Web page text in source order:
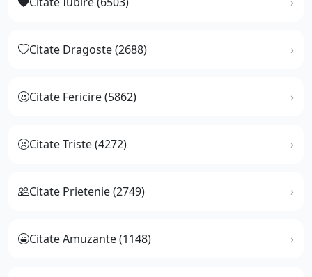
Citate Dragoste (2688)
Citate Fericire (5862)
Citate Triste (4272)
Citate Prietenie (2749)
Citate Amuzante (1148)